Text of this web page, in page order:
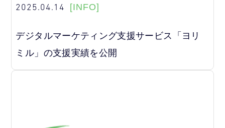
2025.04.14 [INFO]
デジタルマーケティング支援サービス「ヨリ
ミル」の支援実績を公開